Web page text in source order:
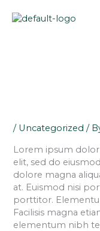
/ Uncategorized /
Lorem ipsum
elit, sed do
dolore magna
at. Euismod nisi
porttitor.
Facilisis magna
elementum nibh